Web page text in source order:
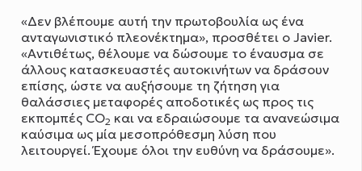
«Δεν βλέπουμε αυτή την πρωτοβουλία ως ένα
ανταγωνιστικό πλεονέκτημα», προσθέτει ο Javier.
«Αντιθέτως, θέλουμε να δώσουμε το έναυσμα σε
άλλους κατασκευαστές αυτοκινήτων να δράσουν
επίσης, ώστε να αυξήσουμε τη ζήτηση για
θαλάσσιες μεταφορές αποδοτικές ως προς τις
εκπομπές CO2 και να εδραιώσουμε τα ανανεώσιμα
καύσιμα ως μία μεσοπρόθεσμη λύση που
λειτουργεί. Έχουμε όλοι την ευθύνη να δράσουμε».